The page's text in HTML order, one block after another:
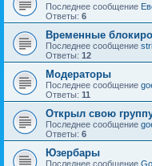
Последнее сообщение
Ответы: 6
Временные
Последнее сообщение
Ответы: 12
Модераторы
Последнее сообщение
Ответы: 11
Открыл свою
Последнее сообщение
Ответы: 6
Юзербары
Последнее сообщение